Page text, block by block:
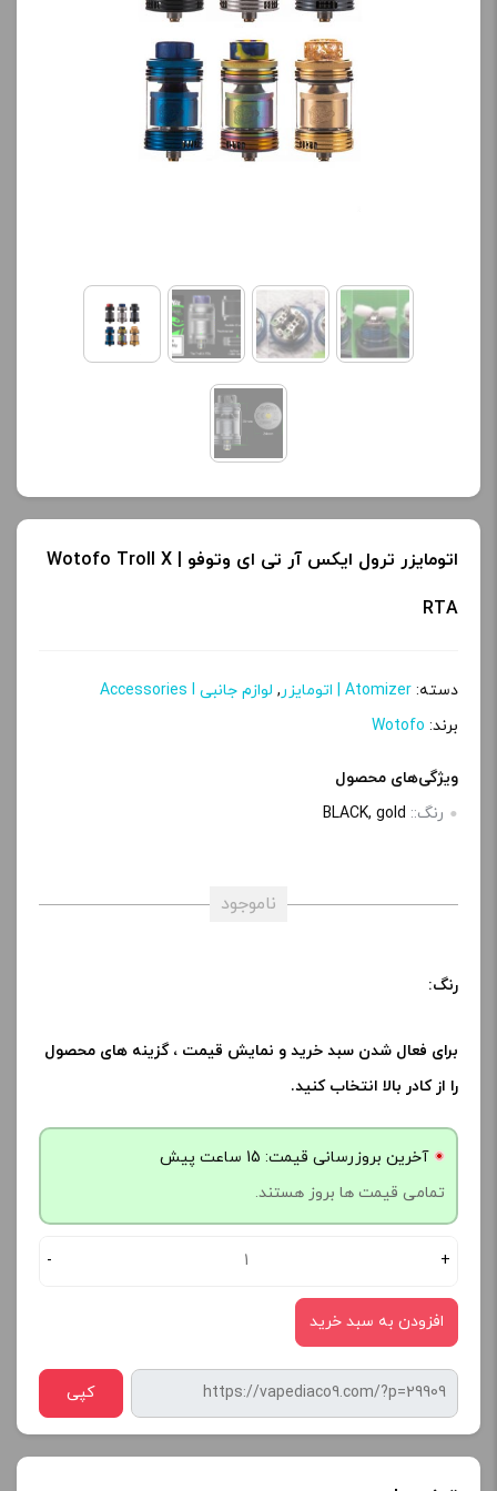
اتومایزر ترول ایکس آر تی ای وتوفو | Wotofo Troll X
RTA
دسته: Atomizer | اتومایزر , لوازم جانبی Accessories l
برند: Wotofo
ویژگی‌های محصول
رنگ:: BLACK, gold
ناموجود
رنگ:
برای فعال شدن سبد خرید و نمایش قیمت ، گزینه های محصول
را از کادر بالا انتخاب کنید.
آخرین بروزرسانی قیمت: 15 ساعت پیش
تمامی قیمت ها بروز هستند.
- +
افزودن به سبد خرید
کپی